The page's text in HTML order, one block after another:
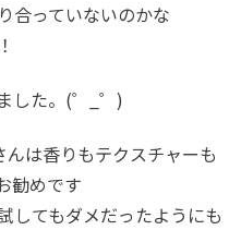
合っていないのかな
した。(゜_゜)
んは香りもテクスチャーも
勧めです
してもダメだったようにも